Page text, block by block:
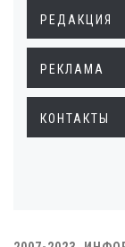
РЕДАКЦИЯ
РЕКЛАМА
КОНТАКТЫ